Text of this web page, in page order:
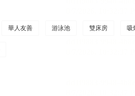
華人友善 游泳池 雙床房 吸